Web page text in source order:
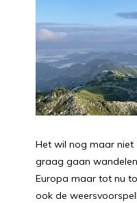
Het wil nog maar niet
graag gaan
Europa maar tot nu
ook de